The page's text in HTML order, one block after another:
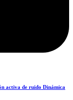
activa de ruido Dinámica